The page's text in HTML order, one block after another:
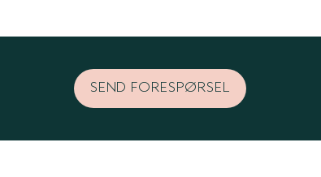
SEND FORESPØRSEL